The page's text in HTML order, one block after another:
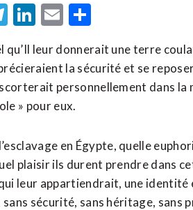
Telegram
LinkedIn
Email
qu’Il leur donnerait une terre
la sécurité et se
personnellement dans la
» pour eux.
en Égypte, quelle
plaisir ils durent prendre dans
leur appartiendrait, une
sans sécurité, sans héritage, sans